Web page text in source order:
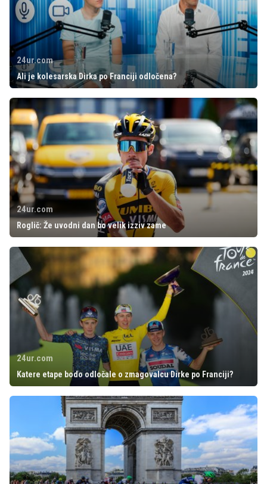
24ur.com
Ali je kolesarska Dirka po Franciji odločena?
24ur.com
Roglič: Že uvodni dan bo velik izziv zame
24ur.com
Katere etape bodo odločale o zmagovalcu Dirke po Franciji?